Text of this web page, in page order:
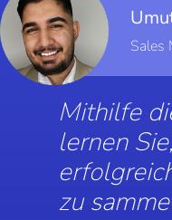
Sales
Mithilfe
lernen
zu